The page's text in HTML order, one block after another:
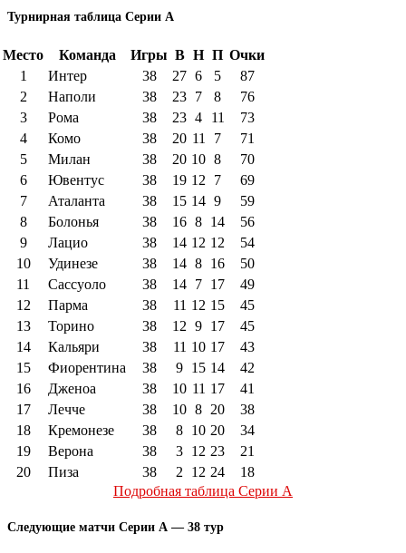
Турнирная таблица Серии А
Место Команда Игры В Н П Очки
1
Интер 38 27 6 5
87
2
Наполи 38 23 7 8
76
3
Рома 38 23 4 11
73
4
Комо 38 20 11 7
71
5
Милан 38 20 10 8
70
6
Ювентус 38 19 12 7
69
7
Аталанта 38 15 14 9
59
8
Болонья 38 16 8 14
56
9
Лацио 38 14 12 12
54
10
Удинезе 38 14 8 16
50
11
Сассуоло 38 14 7 17
49
12
Парма 38 11 12 15
45
13
Торино 38 12 9 17
45
14
Кальяри 38 11 10 17
43
15
Фиорентина 38 9 15 14
42
16
Дженоа 38 10 11 17
41
17
Лечче 38 10 8 20
38
18
Кремонезе 38 8 10 20
34
19
Верона 38 3 12 23
21
20
Пиза 38 2 12 24
18
Подробная таблица Серии А
Следующие матчи Серии А — 38 тур